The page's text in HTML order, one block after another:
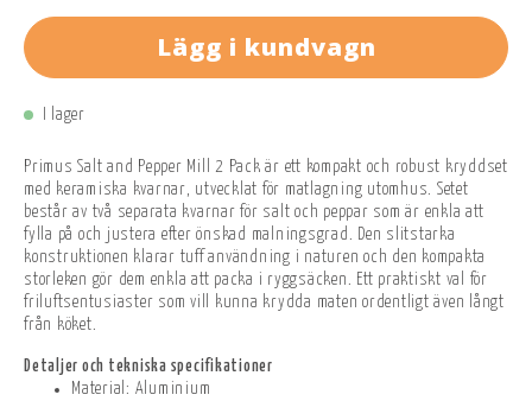
Lägg i kundvagn
I lager
Primus Salt and Pepper Mill 2 Pack är ett kompakt och robust kryddset
med keramiska kvarnar, utvecklat för matlagning utomhus. Setet
består av två separata kvarnar för salt och peppar som är enkla att
fylla på och justera efter önskad malningsgrad. Den slitstarka
konstruktionen klarar tuff användning i naturen och den kompakta
storleken gör dem enkla att packa i ryggsäcken. Ett praktiskt val för
friluftsentusiaster som vill kunna krydda maten ordentligt även långt
från köket.
Detaljer och tekniska specifikationer
Material: Aluminium